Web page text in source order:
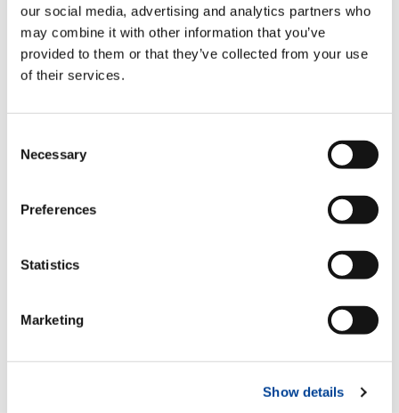
our social media, advertising and analytics partners who
may combine it with other information that you’ve
provided to them or that they’ve collected from your use
of their services.
Selection
Necessary
Preferences
Statistics
Marketing
Show details
を妨げることになります。
2) 日頃の練習に励んだか。
勝ちたい勝ちたいとどれ程闘争心を燃やそうとも、
何の役にも立ちません。勝つためにどれほど、心身
の鍛練と技術の練磨に時間と労力を割いたでしょう
自分に勝つ
事であります。自分の能力の限界に挑戦し、それを
は、自分の日頃の練習の成果を見極める為にあると
言えます。
力の限界を破る事が出来た時「よくやった」と自分
を誉めてやりたいです。出来なかった時には、自分
スポーツは特にフェアプレーが要求されます。奇策
を用いて相手を陥れたり、駆け引きで相手の目を誤
ん。正々堂々と戦ってこそスポーツマンシップと言